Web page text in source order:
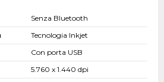
Senza Bluetooth
Tecnologia Inkjet
Con porta USB
5.760 x 1.440 dpi